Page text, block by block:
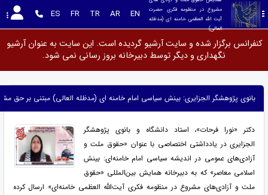
العالی)
EN
AR
TR
FR
ES
کنفرانس برگزار شده و سایت آرشیو گردیده است. این سایت به عنوان آرشیو
نگهداری و دیگر توسط دبیرخانه بروز رسانی نمی شود.
بانوی پژوهشگر الجزایری: بینش سیاسی امام خامنه ای (مدظله العالی) مبتنی بر حق
دکتر «نورا فرحات»، استاد دانشگاه و بانوی پژوهشگر
الجزایری در یادداشتی اختصاصی با عنوان «حقوق ملت و
آزادی‌های عمومی در اندیشه سیاسی امام خامنه‌ای: بینش
اسلامی معاصر» که به دبیرخانه همایش بین‌المللی «حقوق
ملت و آزادی‌های مشروع در منظومه فکری آیت‌الله العظمی خامنه‌ای» ارسال کرده